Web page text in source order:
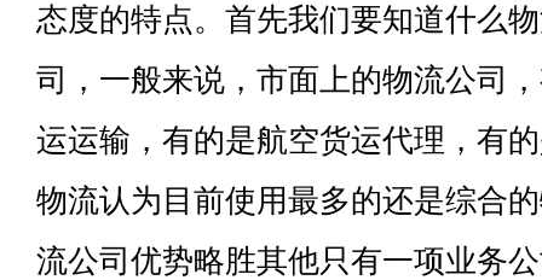
态度的特点。首先我们要知道什么
司，一般来说，市面上的物流公司
运运输，有的是航空货运代理，有
物流认为目前使用最多的还是综合
流公司优势略胜其他只有一项业务